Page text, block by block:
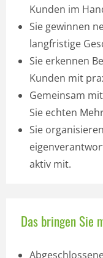
Kunden im
Sie gewinnen
langfristige
Sie erkennen
Kunden mit
Gemeinsam
Sie echten
Sie
aktiv mit.
Das bringen Sie